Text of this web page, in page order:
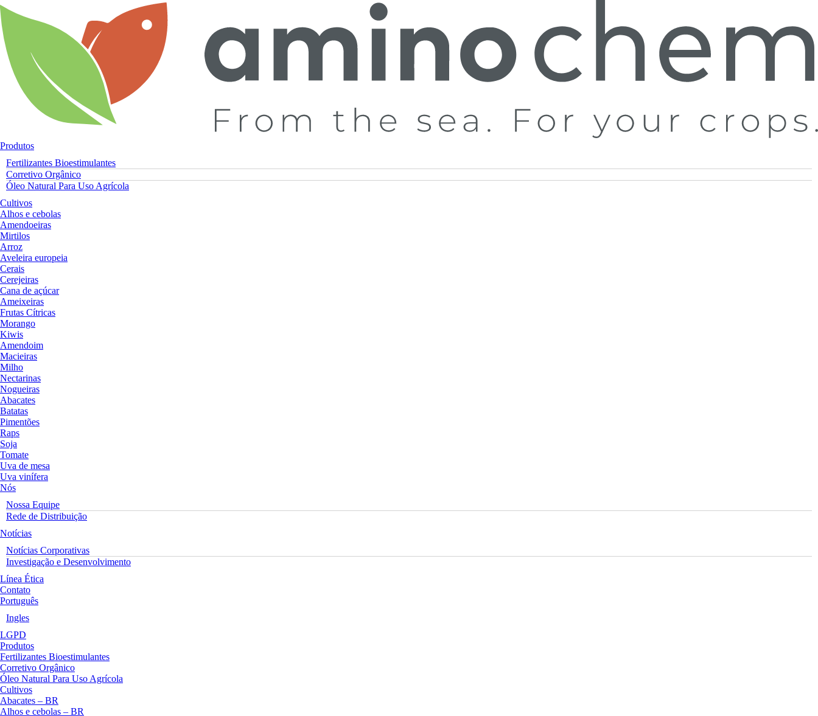
Ir
para
o
conteúdo
Produtos
Fertilizantes Bioestimulantes
Corretivo Orgânico
Óleo Natural Para Uso Agrícola
Cultivos
Alhos e cebolas
Amendoeiras
Mirtilos
Arroz
Aveleira europeia
Cerais
Cerejeiras
Cana de açúcar
Ameixeiras
Frutas Cítricas
Morango
Kiwis
Amendoim
Macieiras
Milho
Nectarinas
Nogueiras
Abacates
Batatas
Pimentões
Raps
Soja
Tomate
Uva de mesa
Uva vinífera
Nós
Nossa Equipe
Rede de Distribuição
Notícias
Notícias Corporativas
Investigação e Desenvolvimento
Línea Ética
Contato
Português
Ingles
LGPD
Produtos
Fertilizantes Bioestimulantes
Corretivo Orgânico
Óleo Natural Para Uso Agrícola
Cultivos
Abacates – BR
Alhos e cebolas – BR